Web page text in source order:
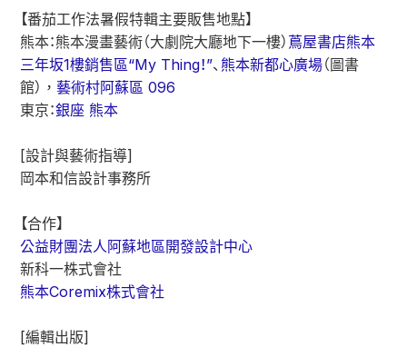
【番茄工作法暑假特輯主要販售地點】
熊本：熊本漫畫藝術（大劇院大廳地下一樓） 蔦屋書店熊本
三年坂1樓銷售區“My Thing！”、 熊本新都心廣場（圖書
館）， 藝術村阿蘇區 096
東京：銀座 熊本
[設計與藝術指導]
岡本和信設計事務所
【合作】
公益財團法人阿蘇地區開發設計中心
新科一株式會社
熊本Coremix株式會社
[編輯出版]